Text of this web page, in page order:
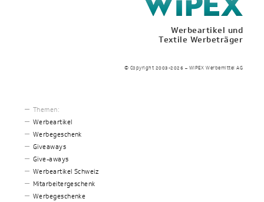
Werbeartikel und
Textile Werbeträger
© Copyright 2003-2026 – WIPEX Werbemittel AG
Themen:
Werbeartikel
Werbegeschenk
Giveaways
Give-aways
Werbeartikel Schweiz
Mitarbeitergeschenk
Werbegeschenke